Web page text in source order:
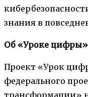
знания в
Об «Уроке
Проект «Урок
федерального
трансформации»